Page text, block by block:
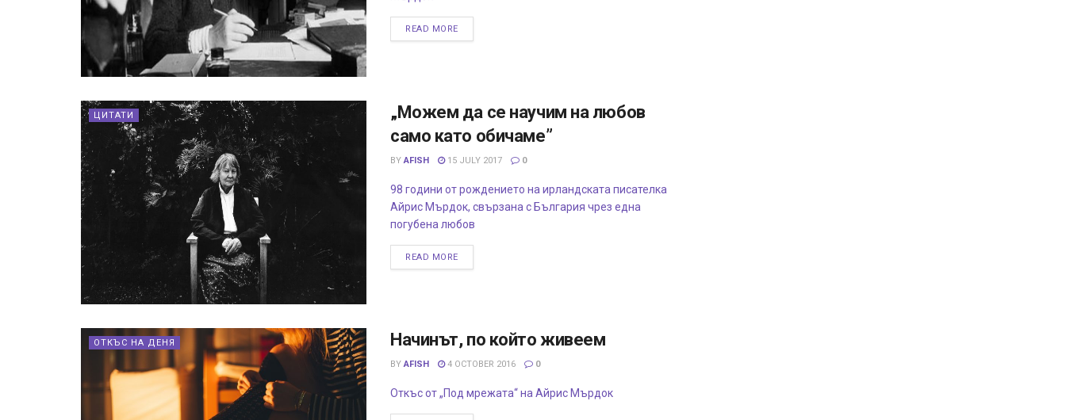
READ MORE
ЦИТАТИ
„Можем да се научим на любов
само като обичаме”
BY AFISH 15 JULY 2017 0
98 години от рождението на ирландската писателка
Айрис Мърдок, свързана с България чрез една
погубена любов
READ MORE
ОТКЪС НА ДЕНЯ Начинът, по който живеем
BY AFISH 4 OCTOBER 2016 0
Откъс от „Под мрежата“ на Айрис Мърдок